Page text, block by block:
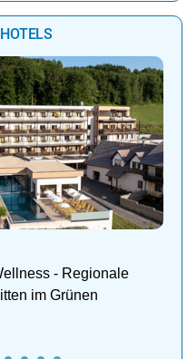
- Regionale
im Grünen